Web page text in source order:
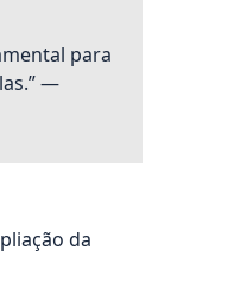
para
—
da